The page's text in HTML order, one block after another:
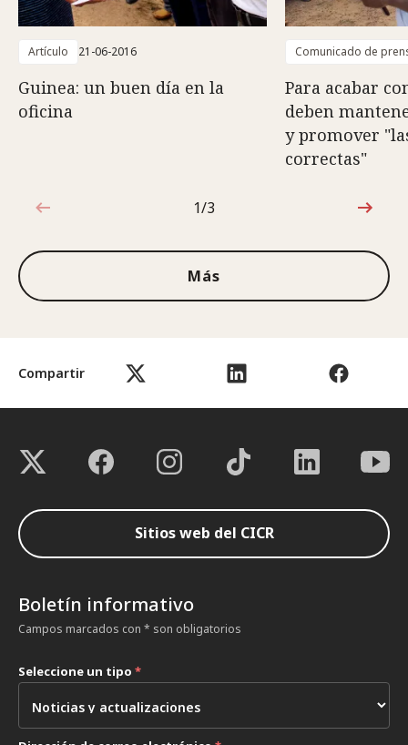
Compartir
Artículo 21-06-2016
Guinea: un buen día en la
oficina
Comunicado de
Para acabar
deben
y promover
correctas"
1de3
1/3
Más
Sitios web del CICR
Boletín informativo
Campos marcados con * son obligatorios
Seleccione un tipo *